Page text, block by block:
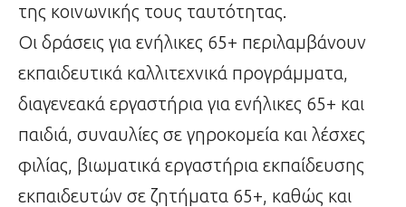
της κοινωνικής τους ταυτότητας.
Οι δράσεις για ενήλικες 65+ περιλαμβάνουν
εκπαιδευτικά καλλιτεχνικά προγράμματα,
διαγενεακά εργαστήρια για ενήλικες 65+ και
παιδιά, συναυλίες σε γηροκομεία και λέσχες
φιλίας, βιωματικά εργαστήρια εκπαίδευσης
εκπαιδευτών σε ζητήματα 65+, καθώς και